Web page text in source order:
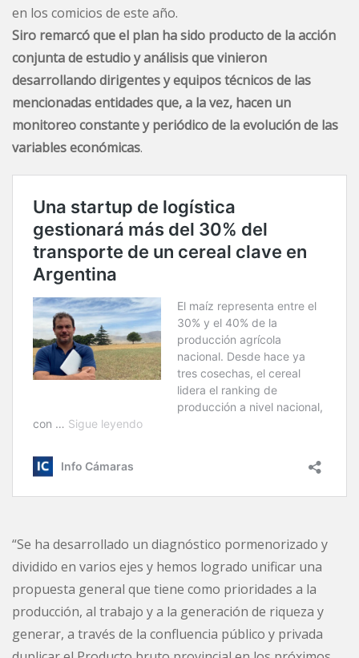
en los comicios de este año.
Siro remarcó que el plan ha sido producto de la acción
conjunta de estudio y análisis que vinieron
desarrollando dirigentes y equipos técnicos de las
mencionadas entidades que, a la vez, hacen un
monitoreo constante y periódico de la evolución de las
variables económicas.
“Se ha desarrollado un diagnóstico pormenorizado y
dividido en varios ejes y hemos logrado unificar una
propuesta general que tiene como prioridades a la
producción, al trabajo y a la generación de riqueza y
generar, a través de la confluencia público y privada